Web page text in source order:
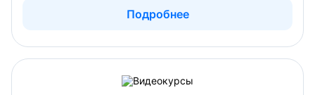
Подробнее